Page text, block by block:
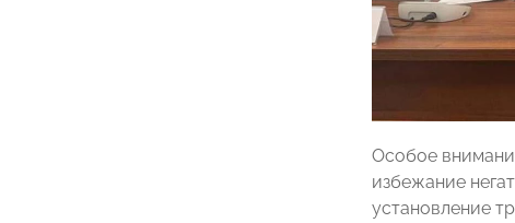
Особое
избежание
установление